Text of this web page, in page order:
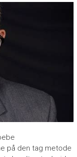
på den tag metode